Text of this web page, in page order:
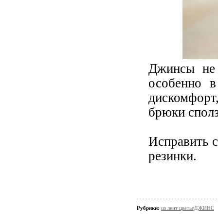
Джинсы не
особенно
брюки
Исправить
резинки.
Рубрики: из лент цветы/ДЖИНС